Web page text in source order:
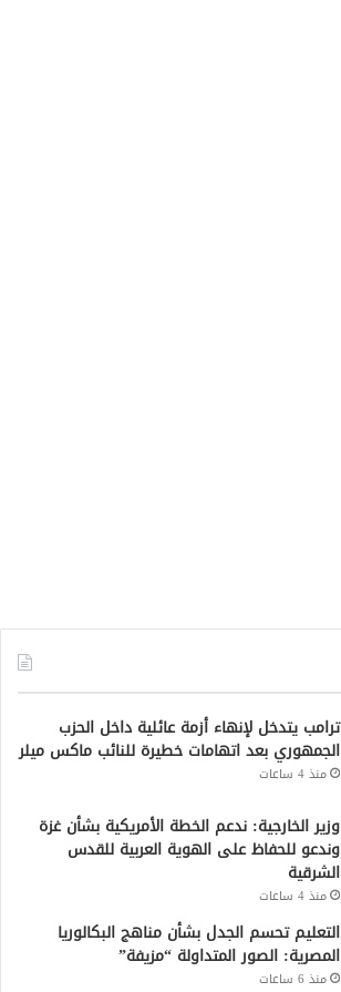
ترامب يتدخل لإنهاء أزمة عائلية داخل الحزب
الجمهوري بعد اتهامات خطيرة للنائب ماكس ميلر
منذ 4 ساعات
وزير الخارجية: ندعم الخطة الأمريكية بشأن غزة
وندعو للحفاظ على الهوية العربية للقدس
الشرقية
منذ 4 ساعات
التعليم تحسم الجدل بشأن مناهج البكالوريا
المصرية: الصور المتداولة “مزيفة”
منذ 6 ساعات